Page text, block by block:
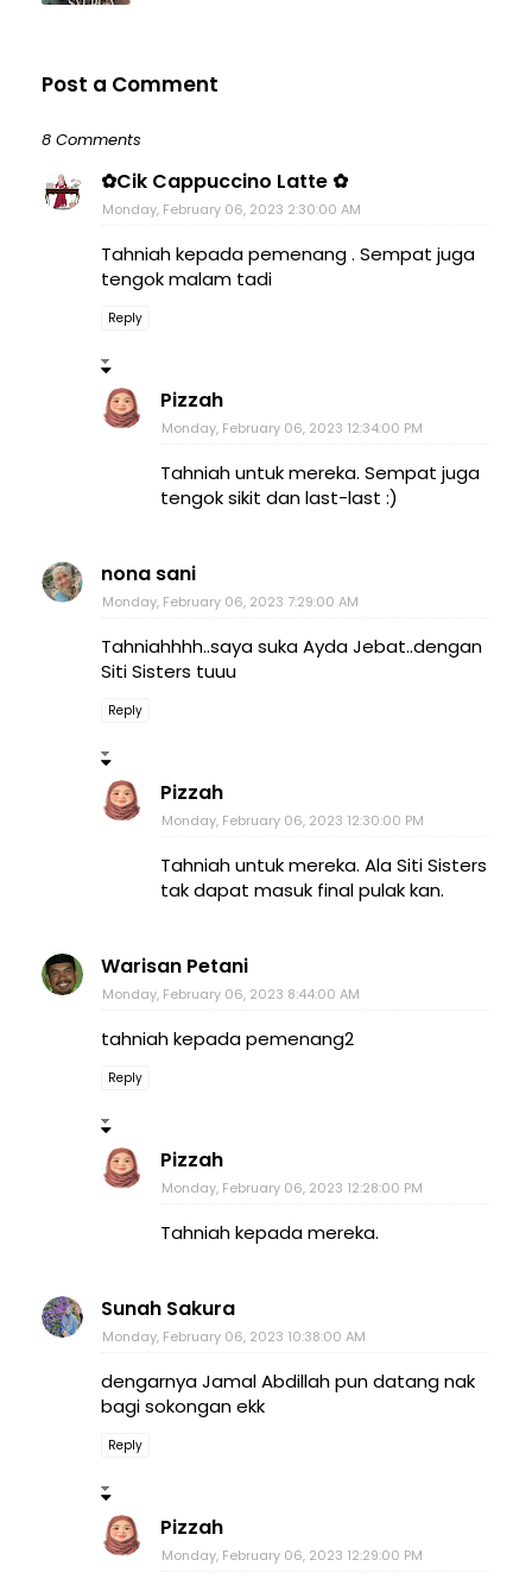
Post a Comment
8 Comments
✿Cik Cappuccino Latte ✿
Monday, February 06, 2023 2:30:00 AM
Tahniah kepada pemenang . Sempat juga
tengok malam tadi
Reply
Pizzah
Monday, February 06, 2023 12:34:00 PM
Tahniah untuk mereka. Sempat juga
tengok sikit dan last-last :)
nona sani
Monday, February 06, 2023 7:29:00 AM
Tahniahhhh..saya suka Ayda Jebat..dengan
Siti Sisters tuuu
Reply
Pizzah
Monday, February 06, 2023 12:30:00 PM
Tahniah untuk mereka. Ala Siti Sisters
tak dapat masuk final pulak kan.
Warisan Petani
Monday, February 06, 2023 8:44:00 AM
tahniah kepada pemenang2
Reply
Pizzah
Monday, February 06, 2023 12:28:00 PM
Tahniah kepada mereka.
Sunah Sakura
Monday, February 06, 2023 10:38:00 AM
dengarnya Jamal Abdillah pun datang nak
bagi sokongan ekk
Reply
Pizzah
Monday, February 06, 2023 12:29:00 PM